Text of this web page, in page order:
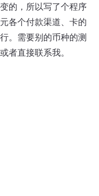
的，所以写了个程序
各个付款渠道、卡的
。需要别的币种的测
者直接联系我。